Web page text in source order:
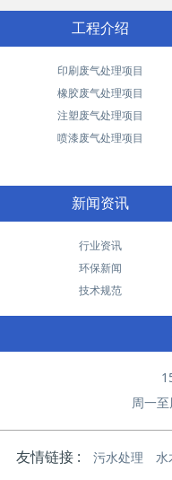
工程介绍
印刷废气处理项目
橡胶废气处理项目
注塑废气处理项目
喷漆废气处理项目
新闻资讯
行业资讯
环保新闻
技术规范
周一
友情链接 : 污水处理 水